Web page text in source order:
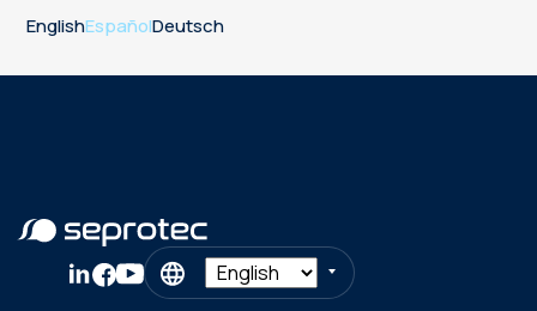
EnglishEspañolDeutsch